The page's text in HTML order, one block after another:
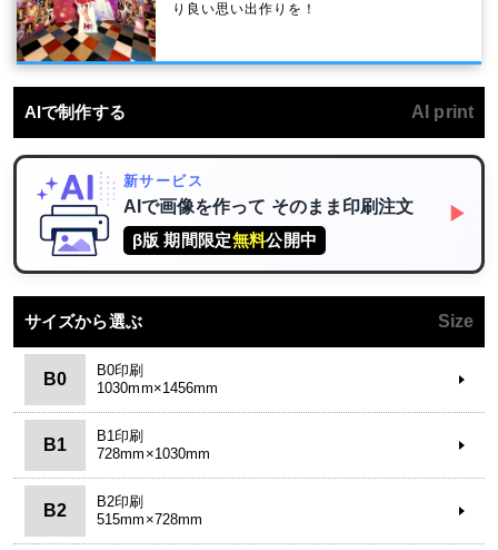
り良い思い出作りを！
AIで制作する AI print
新サービス
AIで画像を作って そのまま印刷注文
β版 期間限定無料公開中
▶
サイズから選ぶ Size
B0
B0印刷
1030mm×1456mm
B1
B1印刷
728mm×1030mm
B2
B2印刷
515mm×728mm